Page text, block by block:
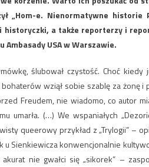
„Hom-e. Nienormatywne
a także reporterzy i
USA w Warszawie.
ślubował czystość. Choć
wziął sobie szablę za żonę
Freudem, nie wiadomo, co autor
umarła. (…) We wspaniałych
queerowy przykład z „Trylogii” –
u Sienkiewicza konwencjonalnie
nie gwałci się „sikorek” –